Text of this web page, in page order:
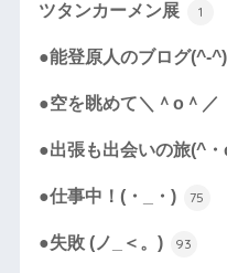
ツタンカーメン展 1
●能登原人のブログ(^-
●空を眺めて＼＾o＾／
●出張も出会いの旅(^
●仕事中！(・_・) 75
●失敗 (ノ_＜。) 93